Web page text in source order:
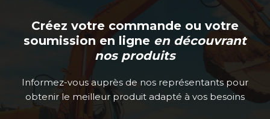
Créez votre commande ou votre
soumission en ligne en découvrant
nos produits
Informez-vous auprès de nos représentants pour
obtenir le meilleur produit adapté à vos besoins